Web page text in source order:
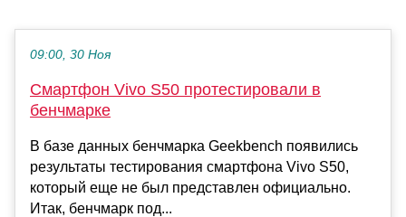
09:00, 30 Ноя
Смартфон Vivo S50 протестировали в
бенчмарке
В базе данных бенчмарка Geekbench появились
результаты тестирования смартфона Vivo S50,
который еще не был представлен официально.
Итак, бенчмарк под...